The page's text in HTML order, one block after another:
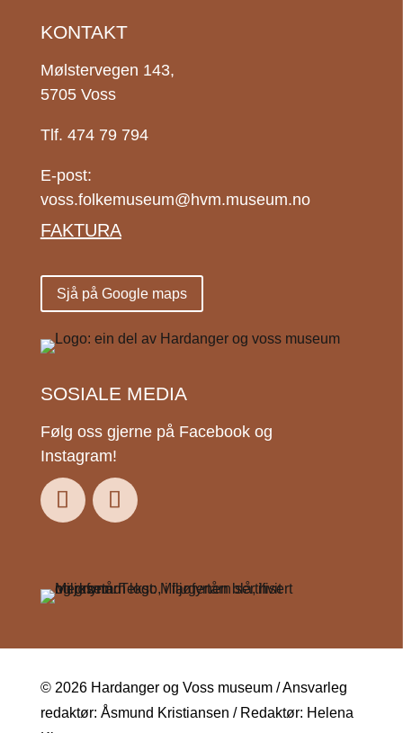
KONTAKT
Mølstervegen 143,
5705 Voss
Tlf. 474 79 794
E-post:
voss.folkemuseum@hvm.museum.no
FAKTURA
Sjå på Google maps
SOSIALE MEDIA
Følg oss gjerne på Facebook og
Instagram!
© 2026 Hardanger og Voss museum / Ansvarleg
redaktør: Åsmund Kristiansen / Redaktør: Helena